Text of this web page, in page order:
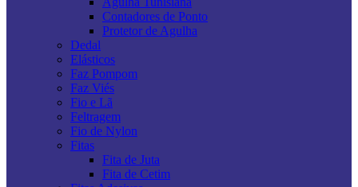
Contadores de Ponto
Protetor de Agulha
Dedal
Elásticos
Faz Pompom
Faz Viés
Fio e Lã
Feltragem
Fio de Nylon
Fitas
Fita de Juta
Fita de Cetim